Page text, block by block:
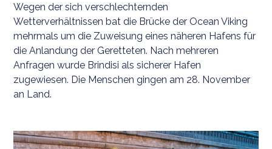
Wegen der sich verschlechternden
Wetterverhältnissen bat die Brücke der Ocean Viking
mehrmals um die Zuweisung eines näheren Hafens für
die Anlandung der Geretteten. Nach mehreren
Anfragen wurde Brindisi als sicherer Hafen
zugewiesen. Die Menschen gingen am 28. November
an Land.